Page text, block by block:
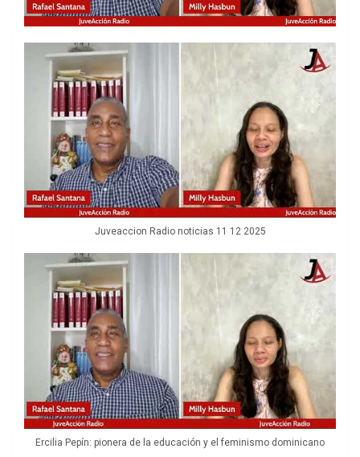
Juveaccion Radio noticias 11 12 2025
Ercilia Pepín: pionera de la educación y el feminismo dominicano